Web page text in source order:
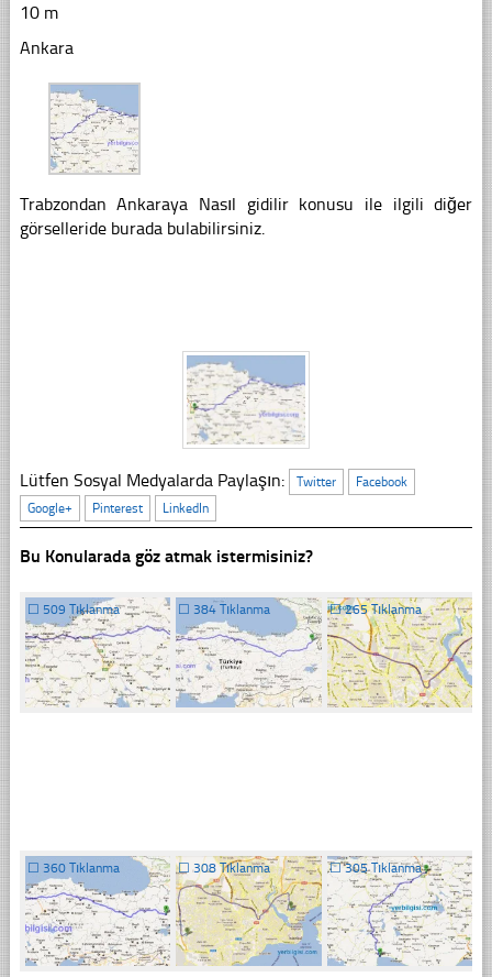
10 m
Ankara
Trabzondan Ankaraya Nasıl gidilir konusu ile ilgili diğer
görselleride burada bulabilirsiniz.
Lütfen Sosyal Medyalarda Paylaşın: Twitter
Facebook
Google+
Pinterest LinkedIn
Bu Konularada göz atmak istermisiniz?
☐ 509 Tıklanma ☐ 384 Tıklanma ☐265 Tıklanma
☐ 360 Tıklanma ☐308 Tıklanma ☐305 Tıklanma